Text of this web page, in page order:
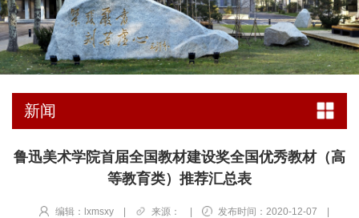
新闻
鲁迅美术学院首届全国教材建设奖全国优秀教材（高
等教育类）推荐汇总表
编辑：lxmsxy | 来源： | 发布时间：2020-12-07
|